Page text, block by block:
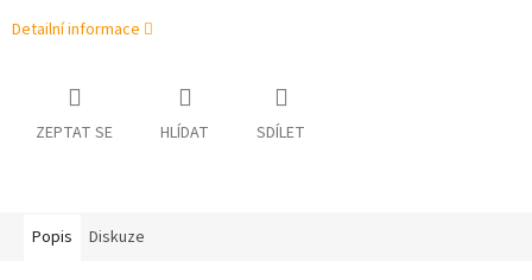
Detailní informace
ZEPTAT SE HLÍDAT SDÍLET
Popis Diskuze